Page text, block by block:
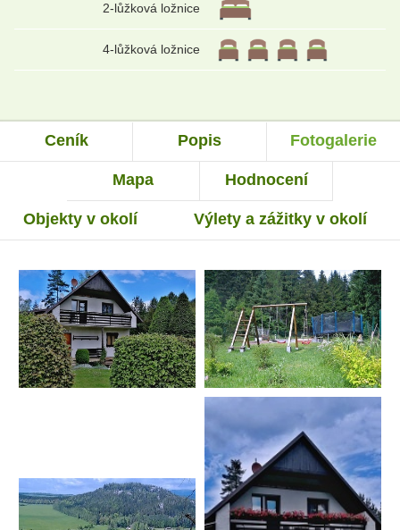
2-lůžková ložnice
4-lůžková ložnice
Ceník Popis Fotogalerie
Mapa Hodnocení
Objekty v okolí Výlety a zážitky v okolí